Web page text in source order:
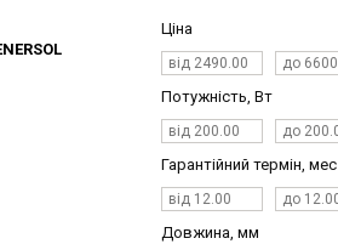
Ціна
Потужність, Вт
Гарантійний термін, мес
Довжина, мм